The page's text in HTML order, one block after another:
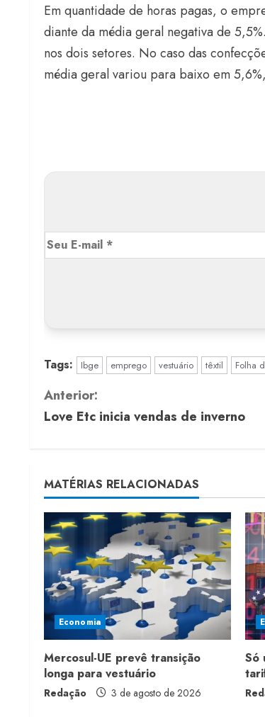
Em quantidade de horas pagas, o
diante da média geral negativa de
nos dois setores. No caso das
média geral variou para baixo em
Tags: Ibge emprego vestuário têxtil Folha
C
o
t
i
n
u
e
R
e
a
Anterior:
Love Etc inicia vendas de inverno
MATÉRIAS RELACIONADAS
Economia
Mercosul-UE prevê transição
longa para vestuário
Redação 3 de agosto de 2026
Só